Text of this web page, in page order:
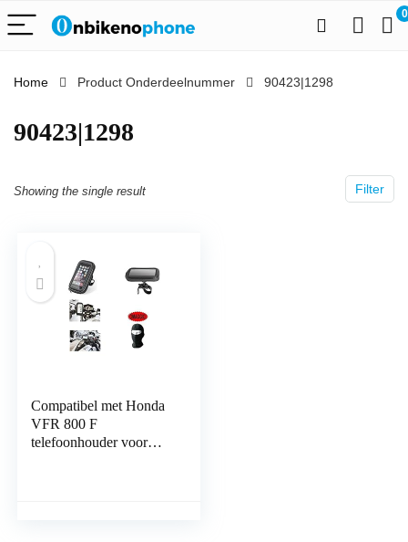
0
Home Product Onderdeelnummer ‎90423|1298
‎90423|1298
Filter
Showing the single result
Compatibel met Honda
VFR 800 F
telefoonhouder voor